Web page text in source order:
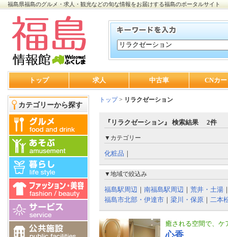
福島県福島のグルメ・求人・観光などの旬な情報をお届けする福島のポータルサイト
トップ 求人 中古車 CNカ
カテゴリーから探す
トップ> リラクゼーション
『リラクゼーション』 検索結果 2件
▼カテゴリー
化粧品 ｜
▼地域で絞込み
福島駅周辺 ｜ 南福島駅周辺 ｜ 荒井・土湯
福島市北部・伊達市 ｜ 梁川・保原 ｜ 二本
癒される空間で、ケ
心香